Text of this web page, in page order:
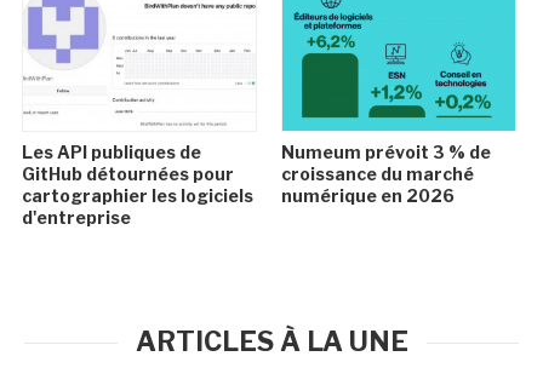
Les API publiques de
GitHub détournées pour
cartographier les logiciels
d'entreprise
Numeum prévoit 3 % de
croissance du marché
numérique en 2026
ARTICLES À LA UNE